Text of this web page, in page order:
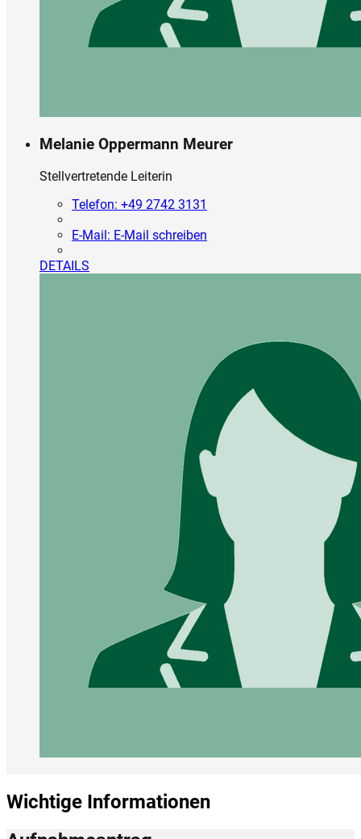
Melanie Oppermann Meurer
Stellvertretende Leiterin
Telefon: +49 2742 3131
E-Mail: E-Mail schreiben
DETAILS
Wichtige Informationen